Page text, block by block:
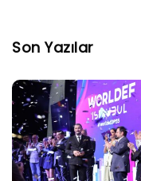
Son Yazılar